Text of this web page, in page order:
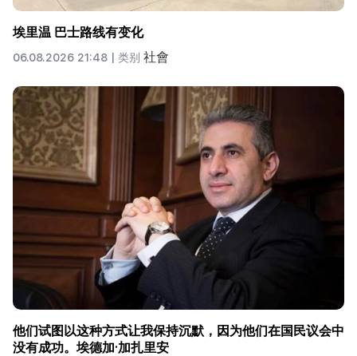
埃里温 巴士路线有变化
06.08.2026 21:48 | 类别 社會
他们试图以这种方式让我保持沉默，因为他们在国民议会中
没有成功。埃德加·加扎里安